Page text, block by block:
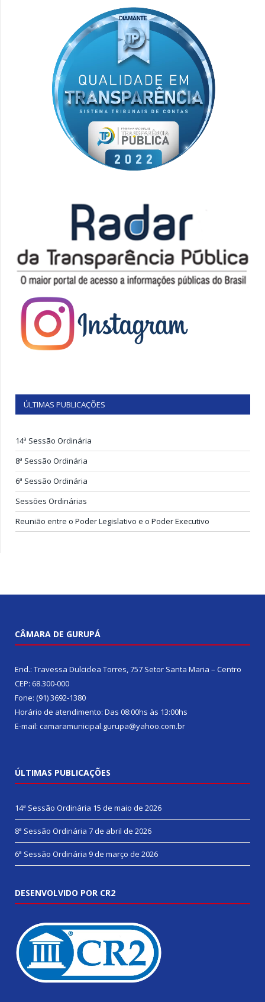
ÚLTIMAS PUBLICAÇÕES
14ª Sessão Ordinária
8ª Sessão Ordinária
6ª Sessão Ordinária
Sessões Ordinárias
Reunião entre o Poder Legislativo e o Poder Executivo
CÂMARA DE GURUPÁ
End.: Travessa Dulciclea Torres, 757 Setor Santa Maria – Centro
CEP: 68.300-000
Fone: (91) 3692-1380
Horário de atendimento: Das 08:00hs às 13:00hs
E-mail: camaramunicipal.gurupa@yahoo.com.br
ÚLTIMAS PUBLICAÇÕES
14ª Sessão Ordinária 15 de maio de 2026
8ª Sessão Ordinária 7 de abril de 2026
6ª Sessão Ordinária 9 de março de 2026
DESENVOLVIDO POR CR2